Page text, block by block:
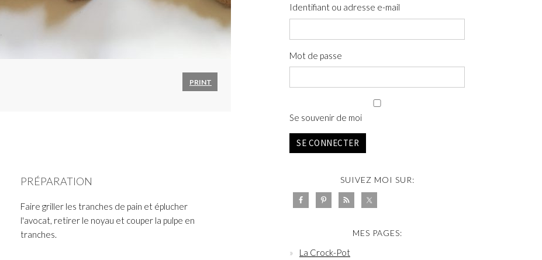
PRINT
PRÉPARATION
Faire griller les tranches de pain et éplucher
l'avocat, retirer le noyau et couper la pulpe en
tranches.
Identifiant ou adresse e-mail
Mot de passe
Se souvenir de moi
SE CONNECTER
SUIVEZ MOI SUR:
MES PAGES:
La Crock-Pot